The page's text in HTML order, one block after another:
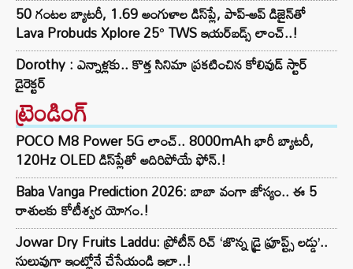
50 గంటల బ్యాటరీ, 1.69 అంగుళాల డిస్‌ప్లే, పాప్-అప్ డిజైన్‌తో
Lava Probuds Xplore 25° TWS ఇయర్‌బడ్స్ లాంచ్..!
Dorothy : ఎన్నాళ్లకు.. కొత్త సినిమా ప్రకటించిన కోలివుడ్ స్టార్
డైరెక్టర్
ట్రెండింగ్‌
POCO M8 Power 5G లాంచ్.. 8000mAh భారీ బ్యాటరీ,
120Hz OLED డిస్‌ప్లేతో అదిరిపోయే ఫోన్.!
Baba Vanga Prediction 2026: బాబా వంగా జోస్యం.. ఈ 5
రాశులకు కోటీశ్వర యోగం.!
Jowar Dry Fruits Laddu: ప్రోటీన్ రిచ్ ‘జొన్న డ్రై ఫ్రూప్ట్స్ లడ్డు’..
సులువుగా ఇంట్లోనే చేసేయండి ఇలా..!